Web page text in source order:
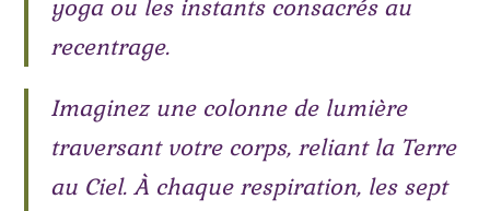
yoga ou les instants consacrés au
recentrage.
Imaginez une colonne de lumière
traversant votre corps, reliant la Terre
au Ciel. À chaque respiration, les sept